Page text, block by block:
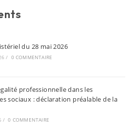
du 28 mai 2026
/ 0 COMMENTAIRE
professionnelle dans les
sociaux : déclaration préalable de la
/ 0 COMMENTAIRE